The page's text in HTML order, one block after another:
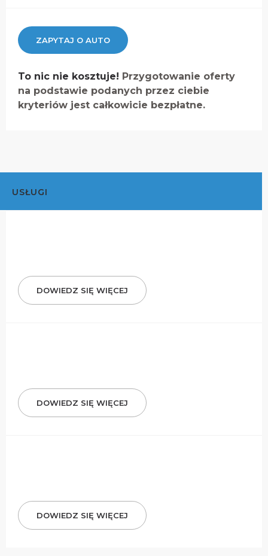
ZAPYTAJ O AUTO
To nic nie kosztuje! Przygotowanie oferty
na podstawie podanych przez ciebie
kryteriów jest całkowicie bezpłatne.
USŁUGI
DOWIEDZ SIĘ WIĘCEJ
DOWIEDZ SIĘ WIĘCEJ
DOWIEDZ SIĘ WIĘCEJ